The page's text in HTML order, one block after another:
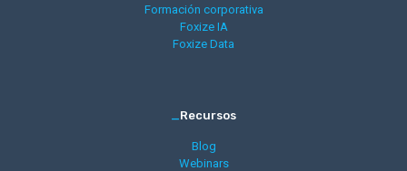
Formación corporativa
Foxize IA
Foxize Data
_Recursos
Blog
Webinars